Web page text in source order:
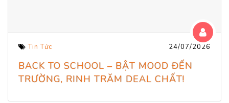
Tin Tức 24/07/2026
BACK TO SCHOOL – BẬT MOOD ĐẾN
TRƯỜNG, RINH TRĂM DEAL CHẤT!